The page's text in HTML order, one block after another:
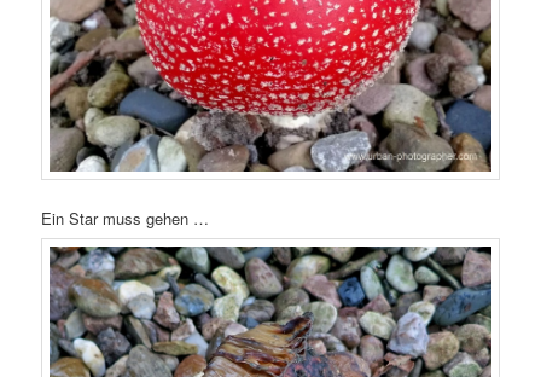
Ein Star muss gehen …